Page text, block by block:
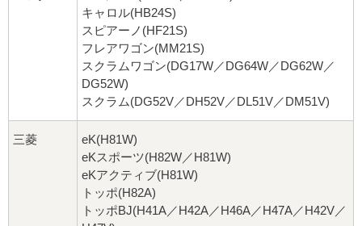
キャロル(HB24S)
スピアーノ(HF21S)
フレアワゴン(MM21S)
スクラムワゴン(DG17W／DG64W／DG62W／
DG52W)
スクラム(DG52V／DH52V／DL51V／DM51V)
三菱
eK(H81W)
eKスポーツ(H82W／H81W)
eKアクティブ(H81W)
トッポ(H82A)
トッポBJ(H41A／H42A／H46A／H47A／H42V／